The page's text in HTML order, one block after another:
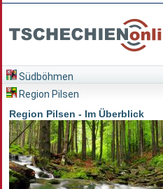
Südböhmen
Region Pilsen
Region Pilsen - Im Überblick